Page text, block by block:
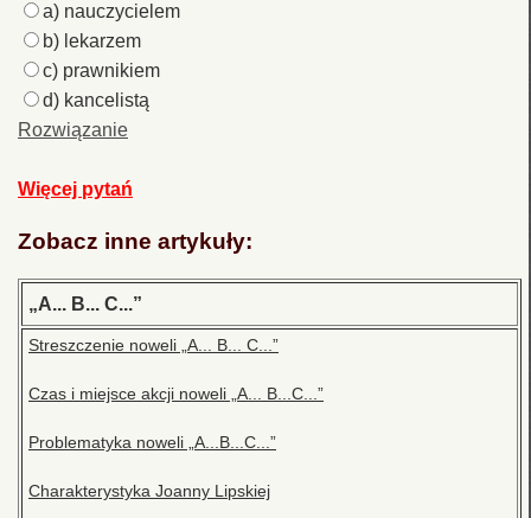
a) nauczycielem
b) lekarzem
c) prawnikiem
d) kancelistą
Rozwiązanie
Więcej pytań
Zobacz inne artykuły:
„A... B... C...”
Streszczenie noweli „A... B... C...”
Czas i miejsce akcji noweli „A... B...C...”
Problematyka noweli „A...B...C...”
Charakterystyka Joanny Lipskiej